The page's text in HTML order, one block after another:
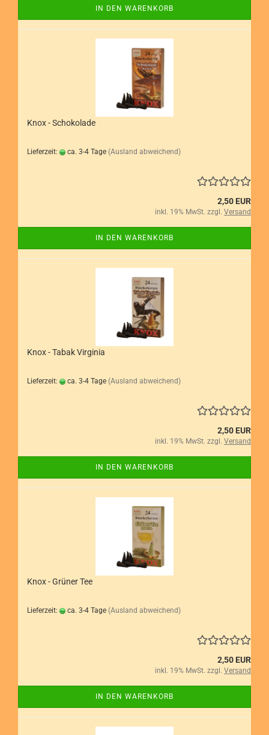
IN DEN WARENKORB
Knox - Schokolade
Lieferzeit: ca. 3-4 Tage (Ausland abweichend)
2,50 EUR
inkl. 19% MwSt. zzgl. Versand
IN DEN WARENKORB
Knox - Tabak Virginia
Lieferzeit: ca. 3-4 Tage (Ausland abweichend)
2,50 EUR
inkl. 19% MwSt. zzgl. Versand
IN DEN WARENKORB
Knox - Grüner Tee
Lieferzeit: ca. 3-4 Tage (Ausland abweichend)
2,50 EUR
inkl. 19% MwSt. zzgl. Versand
IN DEN WARENKORB